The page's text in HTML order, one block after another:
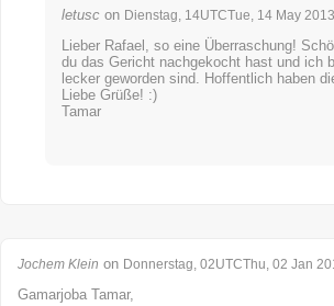
letusc on Dienstag, 14UTCTue, 14 May
Lieber Rafael, so eine Überraschung!
du das Gericht nachgekocht hast und ich
lecker geworden sind. Hoffentlich haben
Liebe Grüße! :)
Tamar
Jochem Klein on Donnerstag, 02UTCThu, 02 Jan
Gamarjoba Tamar,